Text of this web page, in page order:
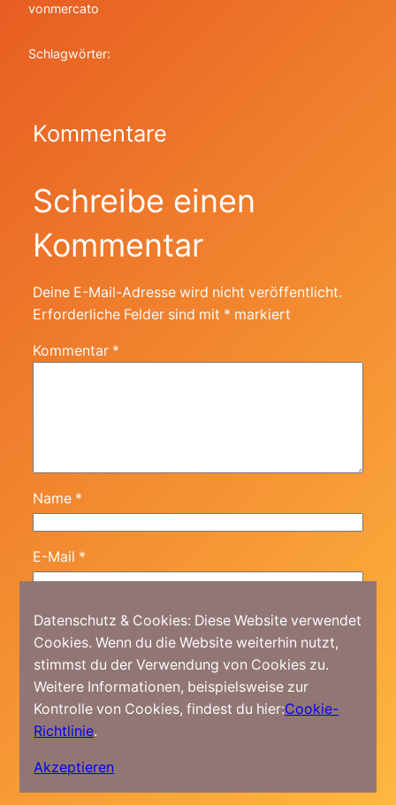
vonmercato
Schlagwörter:
Kommentare
Schreibe einen
Kommentar
Deine E-Mail-Adresse wird nicht veröffentlicht.
Erforderliche Felder sind mit * markiert
Kommentar *
Name *
E-Mail *
Website
Meinen Namen, meine E-Mail-Adresse und
meine Website in diesem Browser für die
nächste Kommentierung speichern.
Datenschutz & Cookies: Diese Website verwendet
Cookies. Wenn du die Website weiterhin nutzt,
stimmst du der Verwendung von Cookies zu.
Weitere Informationen, beispielsweise zur
Kontrolle von Cookies, findest du hier:Cookie-
Richtlinie.
Akzeptieren